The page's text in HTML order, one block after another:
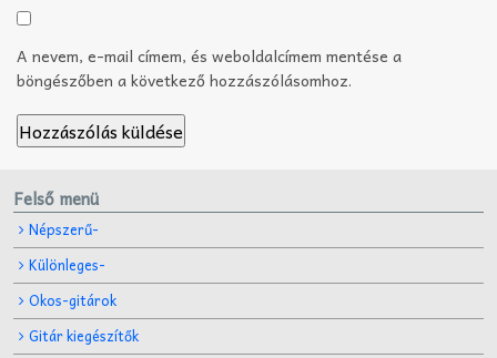
A nevem, e-mail címem, és weboldalcímem mentése a
böngészőben a következő hozzászólásomhoz.
Felső menü
Népszerű-
Különleges-
Okos-gitárok
Gitár kiegészítők